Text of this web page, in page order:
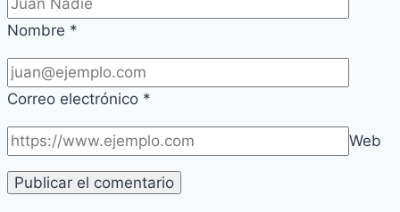
Nombre *
Correo electrónico *
Web